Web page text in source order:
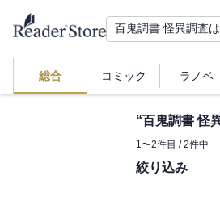
総合 コミック ラノベ
“百鬼調書 怪
1〜2件目 / 2件中
絞り込み